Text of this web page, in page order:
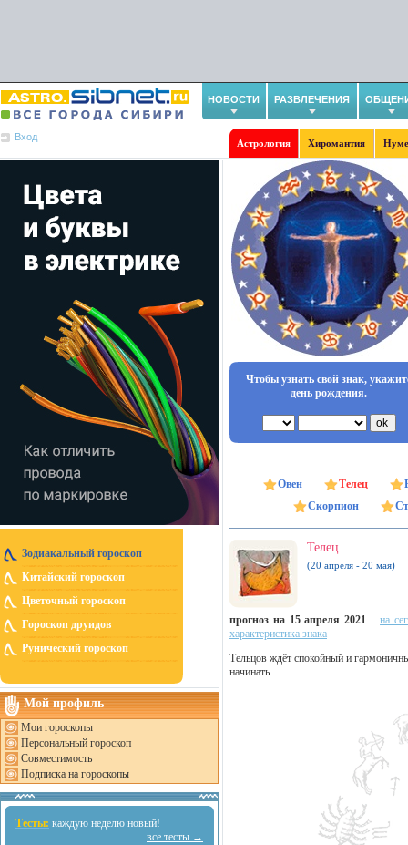
НОВОСТИ РАЗВЛЕЧЕНИЯ
Вход
Астрология Хиромантия
Зодиакальный гороскоп
Китайский гороскоп
Цветочный гороскоп
Гороскоп друидов
Рунический гороскоп
Мой профиль
Мои гороскопы
Персональный гороскоп
Совместимость
Подписка на гороскопы
Тесты: каждую неделю новый!
все тесты →
Чтобы узнать свой знак,
день рождения.
Овен Телец
Скорпион
Телец
(20 апреля - 20 мая)
прогноз на 15 апреля 2021
на
характеристика знака
Тельцов ждёт спокойный и
начинать.